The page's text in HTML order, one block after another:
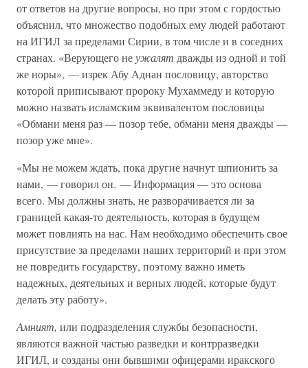
от ответов на другие вопросы, но при этом с гордостью
объяснил, что множество подобных ему людей работают
на ИГИЛ за пределами Сирии, в том числе и в соседних
странах. «Верующего неужалят дважды из одной и той
же норы», — изрек Абу Аднан пословицу, авторство
которой приписывают пророку Мухаммеду и которую
можно назвать исламским эквивалентом пословицы
«Обмани меня раз — позор тебе, обмани меня дважды —
позор уже мне».
«Мы не можем ждать, пока другие начнут шпионить за
нами, — говорил он. — Информация — это основа
всего. Мы должны знать, не разворачивается ли за
границей какая-то деятельность, которая в будущем
может повлиять на нас. Нам необходимо обеспечить свое
присутствие за пределами наших территорий и при этом
не повредить государству, поэтому важно иметь
надежных, деятельных и верных людей, которые будут
делать эту работу».
Амният, или подразделения службы безопасности,
являются важной частью разведки и контрразведки
ИГИЛ, и созданы они бывшими офицерами иракского